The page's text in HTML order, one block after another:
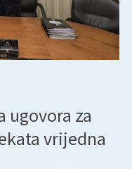
ugovora za
vrijedna